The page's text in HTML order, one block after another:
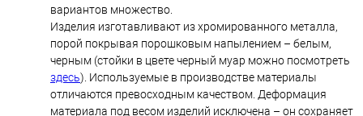
вариантов множество.
Изделия изготавливают из хромированного металла,
порой покрывая порошковым напылением – белым,
черным (стойки в цвете черный муар можно посмотреть
здесь). Используемые в производстве материалы
отличаются превосходным качеством. Деформация
материала под весом изделий исключена – он сохраняет